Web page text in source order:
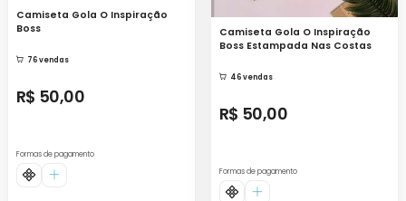
Camiseta Gola O Inspiração
Boss
76 vendas
R$ 50,00
Formas de pagamento
Camiseta Gola O Inspiração
Boss Estampada Nas Costas
46 vendas
R$ 50,00
Formas de pagamento